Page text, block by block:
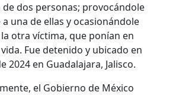
dos personas; provocándole
una de ellas y ocasionándole
otra víctima, que ponían en
Fue detenido y ubicado en
2024 en Guadalajara, Jalisco.
el Gobierno de México